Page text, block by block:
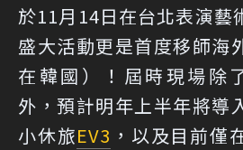
於11月14日在台北表演藝
盛大活動更是首度移師海
在韓國）！屆時現場除
外，預計明年上半年將導
小休旅EV3 ，以及目前僅